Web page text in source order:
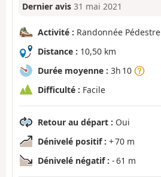
Dernier avis 31 mai 2021
Activité : Randonnée Pédestre
Distance : 10,50 km
Durée moyenne : 3h 10
Difficulté : Facile
Retour au départ : Oui
Dénivelé positif : + 70 m
Dénivelé négatif : - 61 m